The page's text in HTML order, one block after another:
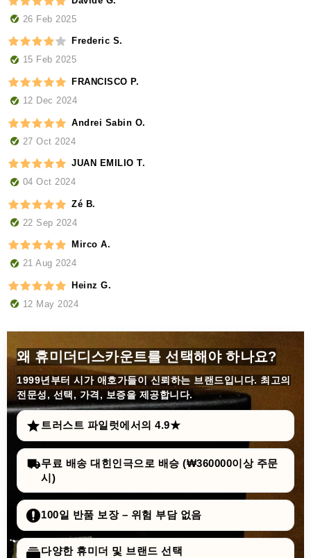
26 Feb 2025
Frederic S.
15 Feb 2025
FRANCISCO P.
12 Dec 2024
Andrei Sabin O.
27 Oct 2024
JUAN EMILIO T.
04 Oct 2024
Zé B.
22 Sep 2024
Mirco A.
21 Aug 2024
Heinz G.
12 May 2024
왜 휴미더디스카운트를 선택해야 하나요?
1999년부터 시가 애호가들이 신뢰하는 브랜드입니다. 최고의
전문성, 선택, 가격, 보증을 제공합니다.
트러스트 파일럿에서의 4.9★
무료 배송 대힌인극으로 배승 (₩360000이상 주문
시)
100일 반품 보장 – 위험 부담 없음
다양한 휴미더 및 브랜드 선택